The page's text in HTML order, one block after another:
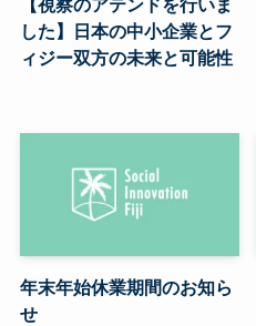
した】日本の中小企業とフ
ィジー双方の未来と可能性
年末年始休業期間のお知ら
せ